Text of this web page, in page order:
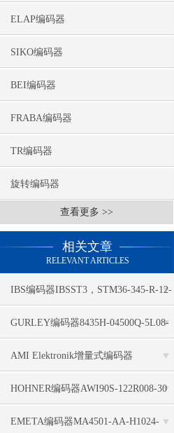
ELAP编码器
SIKO编码器
BEI编码器
FRABA编码器
TR编码器
旋转编码器
查看更多 >>
相关文章
RELEVANT ARTICLES
IBS编码器IBSST3，STM36-345-R-12-
4-2-2-1-1-1哪家有
GURLEY编码器8435H-04500Q-5L08-
C18TQ-25MN认真检测
AMI Elektronik增量式编码器
41100257-02048好的性价比
HOHNER编码器AWI90S-122R008-30
广泛领域
EMETA编码器MA4501-AA-H1024-